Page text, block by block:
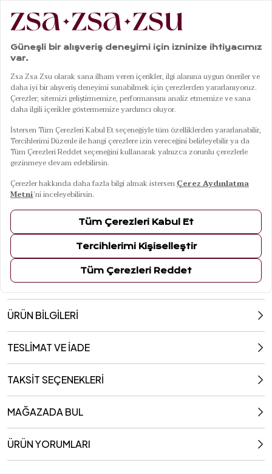
Anasayfa|Mobilya|Bench|Ames & Zsa Zsa Zsu Turuncu Bench
Ames & Zsa Zsa Zsu Turuncu Bench
11 Ağustos Salı Kargoda
Renkler TURUNCU
Ölçüler
ÜRÜN BİLGİLERİ
TESLİMAT VE İADE
TAKSİT SEÇENEKLERİ
MAĞAZADA BUL
ÜRÜN YORUMLARI